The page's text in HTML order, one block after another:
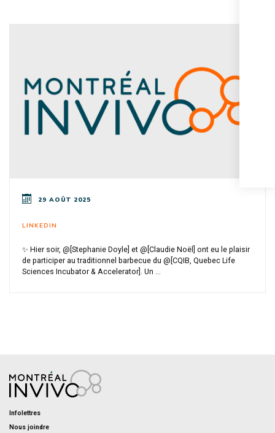
29 AOÛT 2025
LINKEDIN
✨ Hier soir, @[Stephanie Doyle] et @[Claudie Noël] ont eu le plaisir
de participer au traditionnel barbecue du @[CQIB, Quebec Life
Sciences Incubator & Accelerator]. Un ...
Infolettres
Nous joindre